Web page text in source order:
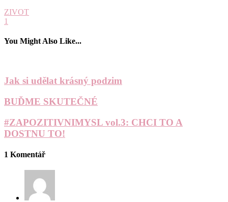
ZIVOT
1
You Might Also Like...
Jak si udělat krásný podzim
BUĎME SKUTEČNÉ
#ZAPOZITIVNIMYSL vol.3: CHCI TO A
DOSTNU TO!
1 Komentář